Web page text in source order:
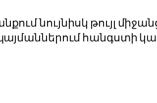
նույնիսկ թույլ
հանգստի